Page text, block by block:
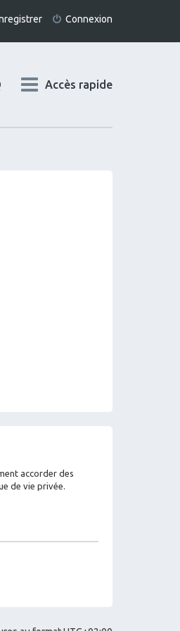
Connexion
Accès rapide
accorder des
de vie privée.